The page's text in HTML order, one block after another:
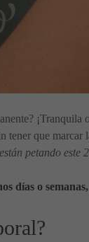
tener que
petando este
días o